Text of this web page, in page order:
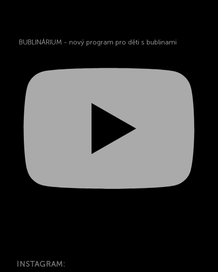
BUBLINÁRIUM - nový program pro děti s bublinami
INSTAGRAM: